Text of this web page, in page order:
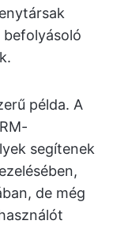
befolyásoló
példa. A
segítenek
de még